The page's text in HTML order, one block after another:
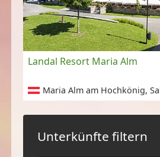
Landal Resort Maria Alm
Maria Alm am Hochkönig,
Österreich
Unterkünfte filtern